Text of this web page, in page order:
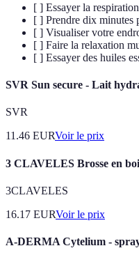
[ ] Essayer la
[ ] Prendre dix minutes
[ ] Visualiser votre
[ ] Faire la relaxation
[ ] Essayer des huiles
SVR Sun secure - Lait
SVR
11.46 EURVoir le prix
3 CLAVELES Brosse en
3CLAVELES
16.17 EURVoir le prix
A-DERMA Cytelium -